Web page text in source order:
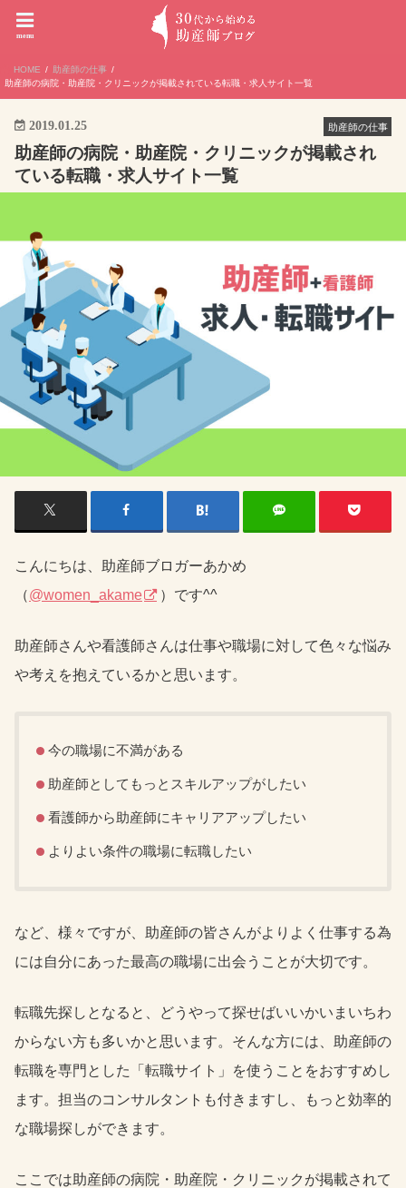
menu
HOME
助産師の仕事
助産師の病院・助産院・クリニックが掲載されている転職・求人サイト一覧
助産師の仕事
2019.01.25
助産師の病院・助産院・クリニックが掲載され
ている転職・求人サイト一覧
こんにちは、助産師ブロガーあかめ
（@women_akame ）です^^
助産師さんや看護師さんは仕事や職場に対して色々な悩み
や考えを抱えているかと思います。
今の職場に不満がある
助産師としてもっとスキルアップがしたい
看護師から助産師にキャリアアップしたい
よりよい条件の職場に転職したい
など、様々ですが、助産師の皆さんがよりよく仕事する為
には自分にあった最高の職場に出会うことが大切です。
転職先探しとなると、どうやって探せばいいかいまいちわ
からない方も多いかと思います。そんな方には、助産師の
転職を専門とした「転職サイト」を使うことをおすすめし
ます。担当のコンサルタントも付きますし、もっと効率的
な職場探しができます。
ここでは助産師の病院・助産院・クリニックが掲載されて